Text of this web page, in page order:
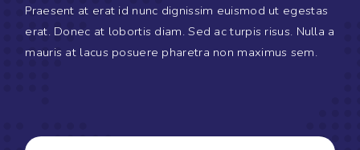
Praesent at erat id nunc dignissim euismod ut egestas
erat. Donec at lobortis diam. Sed ac turpis risus. Nulla a
mauris at lacus posuere pharetra non maximus sem.